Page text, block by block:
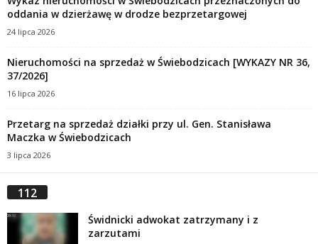
oddania w dzierżawę w drodze bezprzetargowej
24 lipca 2026
Nieruchomości na sprzedaż w Świebodzicach [WYKAZY NR 36,
37/2026]
16 lipca 2026
Przetarg na sprzedaż działki przy ul. Gen. Stanisława
Maczka w Świebodzicach
3 lipca 2026
112
Świdnicki adwokat zatrzymany i z
zarzutami